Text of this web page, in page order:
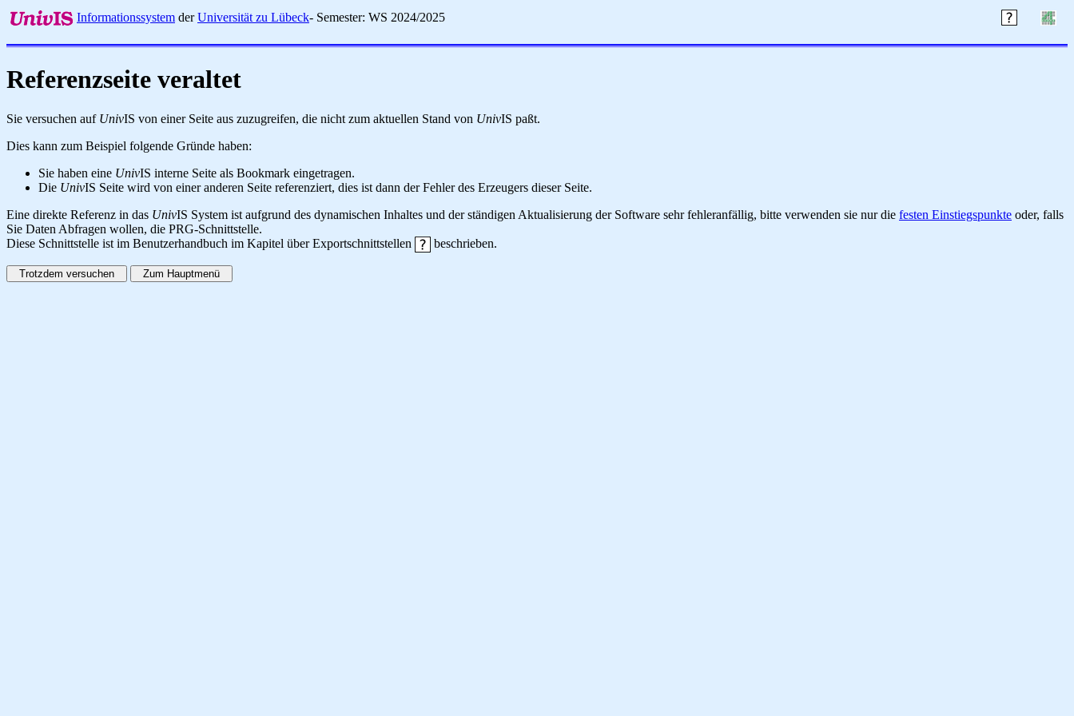
Informationssystem derUniversität zu Lübeck- Semester: WS 2024/2025
Referenzseite veraltet
Sie versuchen auf UnivIS von einer Seite aus zuzugreifen, die nicht zum aktuellen Stand von UnivIS paßt.
Dies kann zum Beispiel folgende Gründe haben:
Sie haben eine UnivIS interne Seite als Bookmark eingetragen.
Die UnivIS Seite wird von einer anderen Seite referenziert, dies ist dann der Fehler des Erzeugers dieser Seite.
Eine direkte Referenz in das UnivIS System ist aufgrund des dynamischen Inhaltes und der ständigen Aktualisierung der Software sehr fehleranfällig, bitte verwenden sie nur die festen Einstiegspunkte oder, falls
Sie Daten Abfragen wollen, die PRG-Schnittstelle.
Diese Schnittstelle ist im Benutzerhandbuch im Kapitel über Exportschnittstellen
beschrieben.